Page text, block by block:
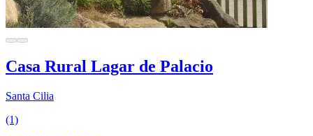
Casa Rural Lagar de Palacio
Santa Cilia
(1)